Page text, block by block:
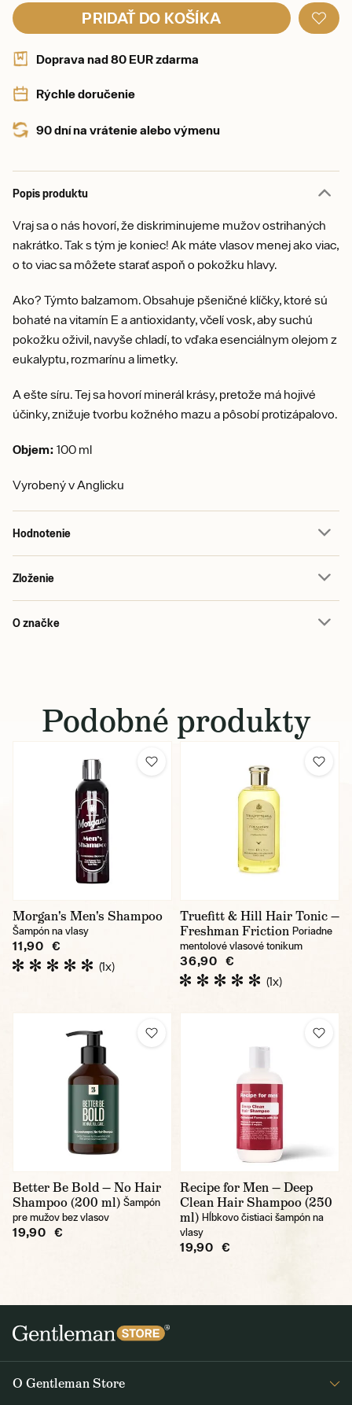
PRIDAŤ DO KOŠÍKA
Doprava nad 80 EUR zdarma
Rýchle doručenie
90 dní na vrátenie alebo výmenu
Popis produktu
Vraj sa o nás hovorí, že diskriminujeme mužov ostrihaných
nakrátko. Tak s tým je koniec! Ak máte vlasov menej ako viac,
o to viac sa môžete starať aspoň o pokožku hlavy.
Ako? Týmto balzamom. Obsahuje pšeničné klíčky, ktoré sú
bohaté na vitamín E a antioxidanty, včelí vosk, aby suchú
pokožku oživil, navyše chladí, to vďaka esenciálnym olejom z
eukalyptu, rozmarínu a limetky.
A ešte síru. Tej sa hovorí minerál krásy, pretože má hojivé
účinky, znižuje tvorbu kožného mazu a pôsobí protizápalovo.
Objem: 100 ml
Vyrobený v Anglicku
Hodnotenie
Zloženie
O značke
Podobné produkty
Morgan's Men's Shampoo
Šampón na vlasy
11,90 €
(1x)
Truefitt & Hill Hair Tonic —
Freshman Friction Poriadne
mentolové vlasové tonikum
36,90 €
(1x)
Better Be Bold — No Hair
Shampoo (200 ml) Šampón
pre mužov bez vlasov
19,90 €
Recipe for Men — Deep
Clean Hair Shampoo (250
ml) Hĺbkovo čistiaci šampón na
vlasy
19,90 €
O Gentleman Store